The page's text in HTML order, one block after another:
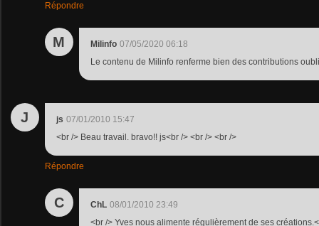
Répondre
M Milinfo 07/05/2020 06:18
Le contenu de Milinfo renferme bien des contributions
J js 07/01/2010 15:47
<br /> Beau travail. bravo!! js<br /> <br /> <br />
Répondre
C ChL 08/01/2010 23:49
<br /> Yves nous alimente régulièrement de ses